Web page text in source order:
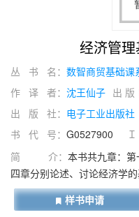
经济管理
丛 书 名： 数智商贸基础课
作 译 者： 沈王仙子 出 版
出 版 社： 电子工业出版社
书 代 号： G0527900
简 介： 本书共九章：
四章分别论述、讨论经济学
怎样生产、为谁生产、谁来
内容、管理思想，以及管理
样书申请